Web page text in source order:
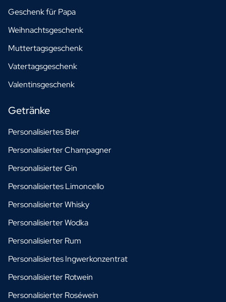
Geschenk für Papa
Weihnachtsgeschenk
Muttertagsgeschenk
Vatertagsgeschenk
Valentinsgeschenk
Getränke
Personalisiertes Bier
Personalisierter Champagner
Personalisierter Gin
Personalisiertes Limoncello
Personalisierter Whisky
Personalisierter Wodka
Personalisierter Rum
Personalisiertes Ingwerkonzentrat
Personalisierter Rotwein
Personalisierter Roséwein